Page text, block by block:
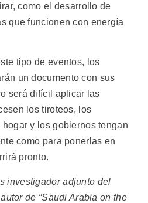
como el desarrollo de
que funcionen con energía
tipo de eventos, los
un documento con sus
será difícil aplicar las
los tiroteos, los
y los gobiernos tengan
como para ponerlas en
pronto.
investigador adjunto del
de “Saudi Arabia on the